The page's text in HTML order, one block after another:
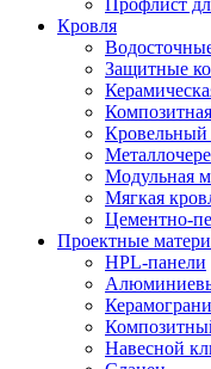
Профлист
Кровля
Защитные
Кровельный
Модульная
Мягкая
Цементно-
Проектные
HPL-панели
Навесной